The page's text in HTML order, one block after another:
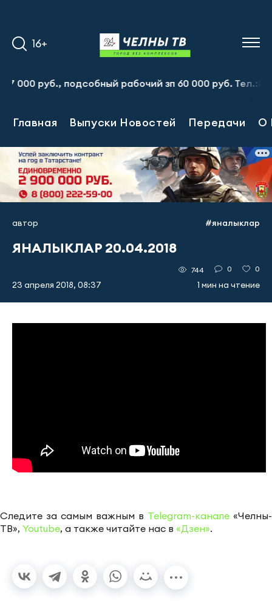
16+
руб., подсобный рабочий зп 60 000 руб. Тел.:8-917-
Главная Выпуски Новостей Передачи О
автор #яналыклар
ЯНАЛЫКЛАР 20.04.2018
23 апреля 2018, 08:37
744 0 0
1 мин на чтение
Следите за самым важным в Telegram-канале «Челны-
ТВ», Youtube, а также читайте нас в «Дзен».